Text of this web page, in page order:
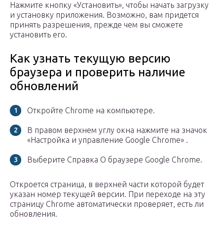
Нажмите кнопку «Установить», чтобы начать загрузку
и установку приложения. Возможно, вам придется
принять разрешения, прежде чем вы сможете
установить его.
Как узнать текущую версию
браузера и проверить наличие
обновлений
Откройте Chrome на компьютере.
В правом верхнем углу окна нажмите на значок
«Настройка и управление Google Chrome» .
Выберите Справка О браузере Google Chrome.
Откроется страница, в верхней части которой будет
указан номер текущей версии. При переходе на эту
страницу Chrome автоматически проверяет, есть ли
обновления.